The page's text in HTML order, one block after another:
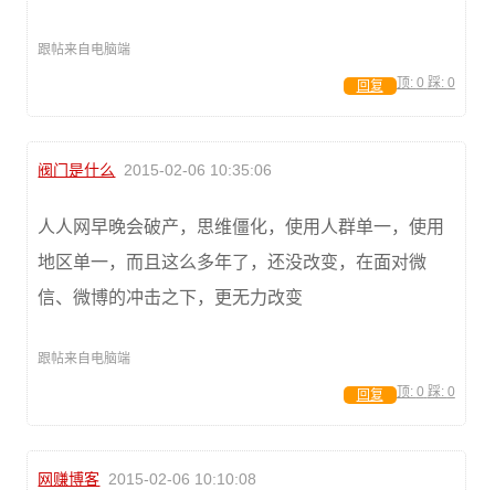
跟帖来自电脑端
顶: 0 踩: 0
回复
阀门是什么 2015-02-06 10:35:06
人人网早晚会破产，思维僵化，使用人群单一，使用
地区单一，而且这么多年了，还没改变，在面对微
信、微博的冲击之下，更无力改变
跟帖来自电脑端
顶: 0 踩: 0
回复
网赚博客 2015-02-06 10:10:08